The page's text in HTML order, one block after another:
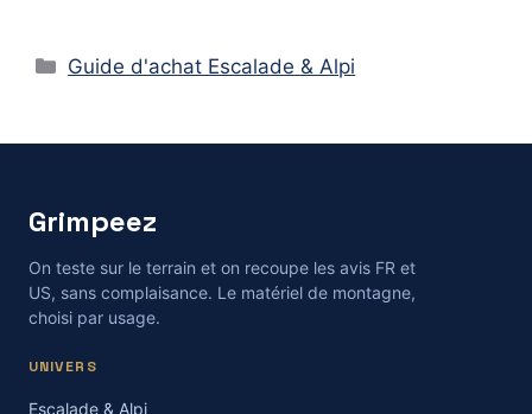
Catégories
Guide d'achat Escalade & Alpi
Grimpeez
On teste sur le terrain et on recoupe les avis FR et
US, sans complaisance. Le matériel de montagne,
choisi par usage.
UNIVERS
Escalade & Alpi